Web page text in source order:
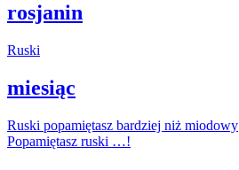
rosjanin
Ruski
miesiąc
Ruski popamiętasz bardziej niż miodowy
Popamiętasz ruski …!